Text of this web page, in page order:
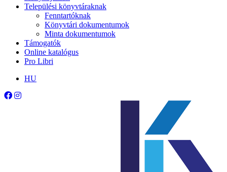
Települési könyvtáraknak
Fenntartóknak
Könyvtári dokumentumok
Minta dokumentumok
Támogatók
Online katalógus
Pro Libri
HU